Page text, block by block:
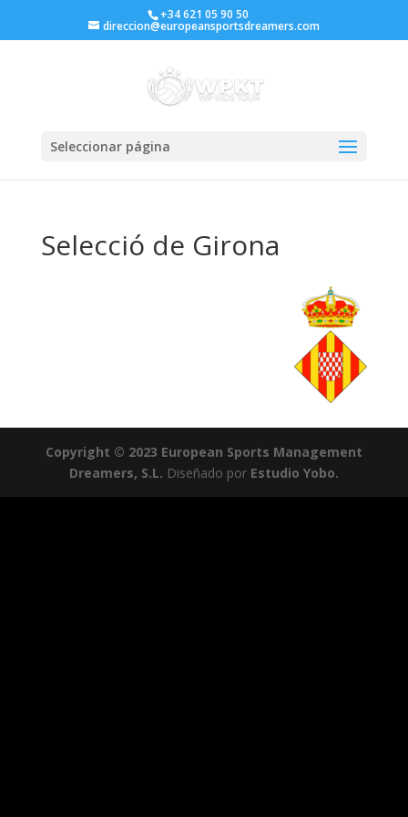
+34 621 05 90 50
direccion@europeansportsdreamers.com
Seleccionar página
Selecció de Girona
Copyright © 2023 European Sports Management
Dreamers, S.L. Diseñado por Estudio Yobo.